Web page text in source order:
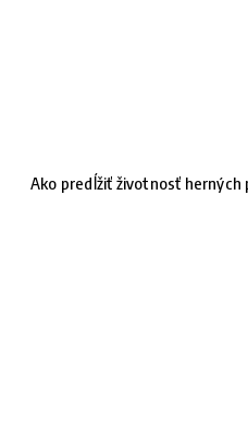
Ako predĺžiť životnosť herných